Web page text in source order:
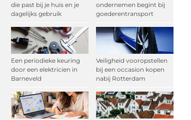
die past bij je huis en je
dagelijks gebruik
ondernemen begint bij
goederentransport
Een periodieke keuring
door een elektricien in
Barneveld
Veiligheid vooropstellen
bij een occasion kopen
nabij Rotterdam